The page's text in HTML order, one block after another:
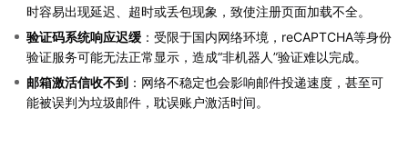
时容易出现延迟、超时或丢包现象，致使注册页面加载不全。
验证码系统响应迟缓 ：受限于国内网络环境，reCAPTCHA等身份
验证服务可能无法正常显示，造成“非机器人”验证难以完成。
邮箱激活信收不到 ：网络不稳定也会影响邮件投递速度，甚至可
能被误判为垃圾邮件，耽误账户激活时间。